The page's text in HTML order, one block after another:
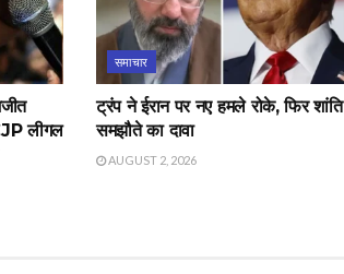
लीगल
समाचार
ट्रंप ने ईरान पर नए हमले रोके, फिर शांति
समझौते का दावा
AUGUST 2, 2026